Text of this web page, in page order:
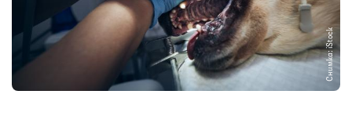
Снимка: iStock